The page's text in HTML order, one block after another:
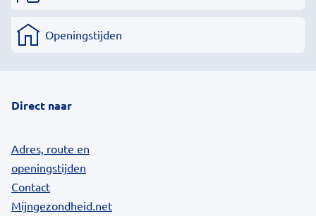
Openingstijden
Direct naar
Adres, route en
openingstijden
Contact
Mijngezondheid.net